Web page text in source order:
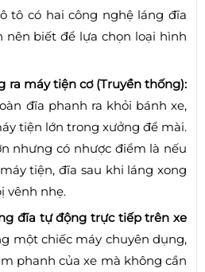
tô có hai công nghệ láng đĩa
nên biết để lựa chọn loại hình
ra máy tiện cơ (Truyền thống):
đĩa phanh ra khỏi bánh xe,
tiện lớn trong xưởng để mài.
nhưng có nhược điểm là nếu
tiện, đĩa sau khi láng xong
vênh nhẹ.
đĩa tự động trực tiếp trên xe
một chiếc máy chuyên dụng,
phanh của xe mà không cần